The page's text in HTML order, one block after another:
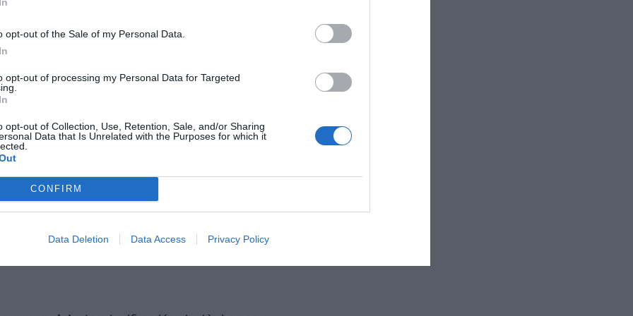
opt-out of the Sale of my Personal Data.
opt-out of processing my Personal Data for Targeted
opt-out of Collection, Use, Retention, Sale, and/or Sharing
Data that Is Unrelated with the Purposes for which it
CONFIRM
Data Deletion Data Access Privacy Policy
empresarial amb equips autogestionats i una
(Holanda), FAVI (França)
ens conviden a treure'ns la màscara de l'ego,
interior, no només des de la vessant
o l'espiritual. Anar a la feina amb el 100%
per poder dir algun dia al teu lloc de treball:
dir algun
"aquí puc